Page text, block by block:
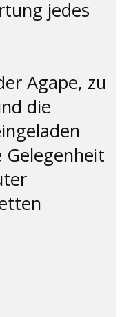
jedes
Agape, zu
die